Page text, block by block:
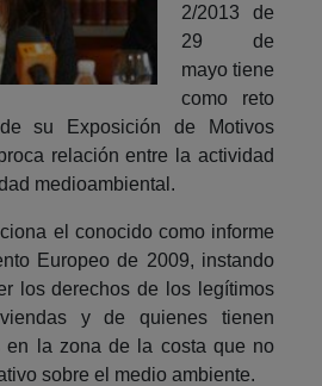
2/2013 de
29 de
mayo tiene
como reto
su Exposición de Motivos
relación entre la actividad
medioambiental.
el conocido como informe
Europeo de 2009, instando
los derechos de los legítimos
y de quienes tienen
en la zona de la costa que no
sobre el medio ambiente.